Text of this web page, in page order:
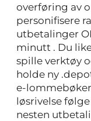
overføring av
personifisere
utbetalinger
minutt . Du
spille verktøy
holde ny
e-
løsrivelse
nesten